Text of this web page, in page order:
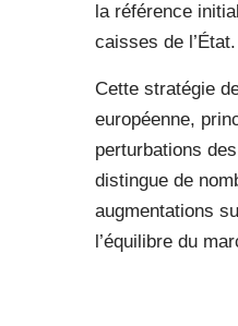
la référence
caisses de l’État.
Cette stratégie
européenne,
perturbations
distingue de
augmentations
l’équilibre du